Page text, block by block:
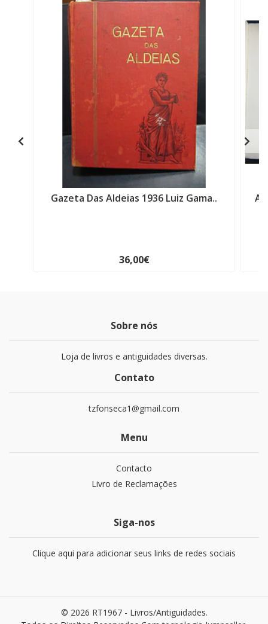
Gazeta Das Aldeias 1936 Luiz Gama..
36,00€
Sobre nós
Loja de livros e antiguidades diversas.
Contato
tzfonseca1@gmail.com
Menu
Contacto
Livro de Reclamações
Siga-nos
Clique aqui para adicionar seus links de redes sociais
© 2026 RT1967 - Livros/Antiguidades.